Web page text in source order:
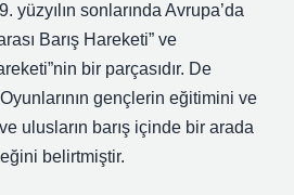
yüzyılın sonlarında Avrupa’da
Barış Hareketi” ve
bir parçasıdır. De
gençlerin eğitimini ve
ulusların barış içinde bir arada
belirtmiştir.